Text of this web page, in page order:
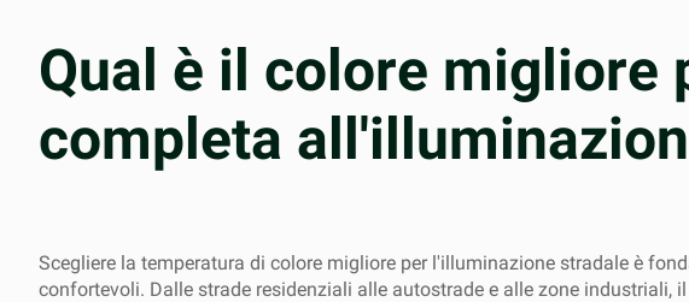
Qual è il colore migliore
completa
Scegliere la temperatura di colore migliore per l'illuminazione stradale è
confortevoli. Dalle strade residenziali alle autostrade e alle zone